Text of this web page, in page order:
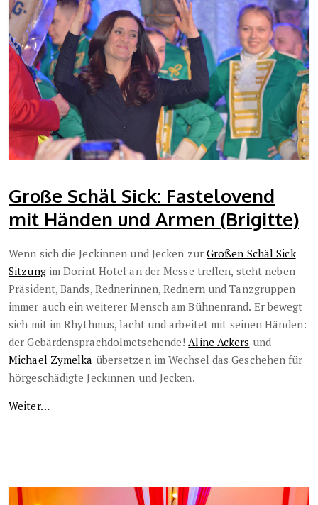
Große Schäl Sick: Fastelovend
mit Händen und Armen (Brigitte)
Wenn sich die Jeckinnen und Jecken zur Großen Schäl Sick
Sitzungim Dorint Hotel an der Messe treffen, steht neben
Präsident, Bands, Rednerinnen, Rednern und Tanzgruppen
immer auch ein weiterer Mensch am Bühnenrand. Er bewegt
sich mit im Rhythmus, lacht und arbeitet mit seinen Händen:
der Gebärdensprachdolmetschende! Aline Ackers und
Michael Zymelka übersetzen im Wechsel das Geschehen für
hörgeschädigte Jeckinnen und Jecken.
Weiter…